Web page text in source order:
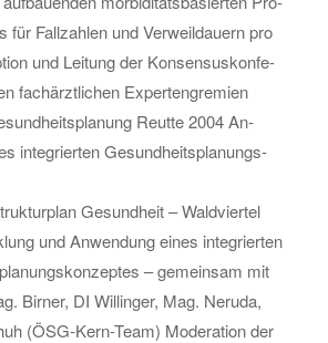
für Fall­zah­len und Ver­weil­dau­ern pro
und Lei­tung der Kon­sen­sus­kon­fe­
fach­ärzt­li­chen Ex­per­ten­gre­mi­en
Reut­te 2004 An­
in­te­grier­ten Ge­sund­heits­pla­nungs­
Ge­sund­heit – Wald­vier­tel
und An­wen­dung eines in­te­grier­ten
– ge­mein­sam mit
Bir­ner, DI Wil­lin­ger, Mag. Ne­ru­da,
(ÖSG-Kern-Team) Mo­dera­ti­on der